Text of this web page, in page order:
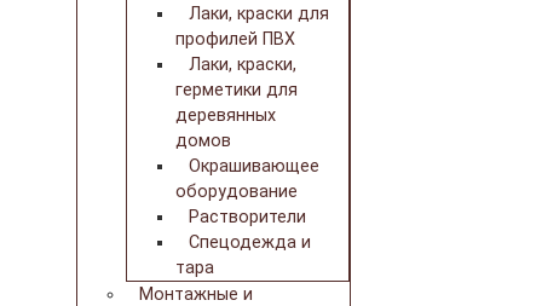
Лаки, краски для
профилей ПВХ
Лаки, краски,
герметики для
деревянных
домов
Окрашивающее
оборудование
Растворители
Спецодежда и
тара
Монтажные и